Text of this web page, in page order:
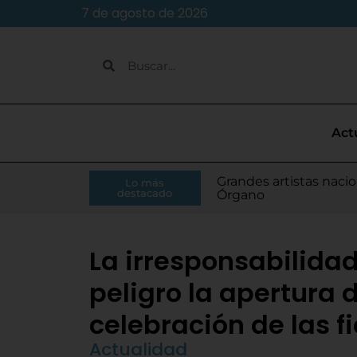
7 de agosto de 2026
Lo más
destacado
Caja Rural de
RFEF
Villamarciel da
Grandes artistas
Órgano
Continúa la venta de
El presidente de la
Monge
Todo listo para el
Tordesillas refuerza
El Pleno de
Moisés Ramírez
para el Europeo
IU-APT plantea ocho
La
peligro la apertura
celebración de las
Actualidad